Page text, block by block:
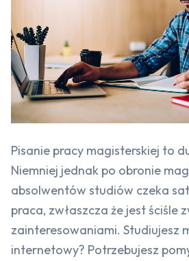
Pisanie pracy magisterskiej to
Niemniej jednak po obronie
absolwentów studiów czeka
praca, zwłaszcza że jest ściśle
zainteresowaniami. Studiujesz
internetowy? Potrzebujesz